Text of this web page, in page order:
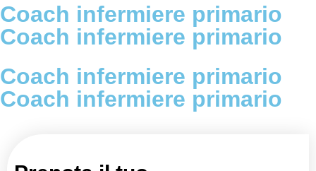
Coach infermiere primario
Coach infermiere primario
Coach infermiere primario
Coach infermiere primario